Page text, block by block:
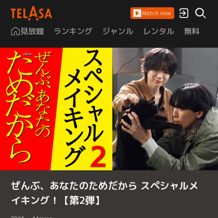
Watch now
見放題 ランキング ジャンル レンタル 無料
ぜんぶ、あなたのためだから スペシャルメ
イキング！【第2弾】